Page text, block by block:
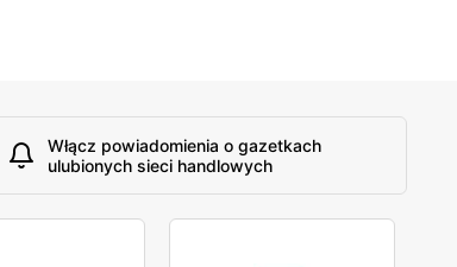
Włącz powiadomienia o gazetkach
ulubionych sieci handlowych